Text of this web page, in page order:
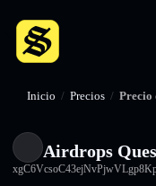
Inicio / Precios / Precio
Airdrops